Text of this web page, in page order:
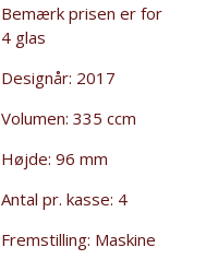
Bemærk prisen er for
4 glas
Designår: 2017
Volumen: 335 ccm
Højde: 96 mm
Antal pr. kasse: 4
Fremstilling: Maskine